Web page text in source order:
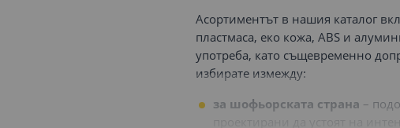
Асортиментът в нашия каталог
пластмаса, еко кожа, ABS и
употреба, като същевременно
избирате измежду:
за шофьорската страна –